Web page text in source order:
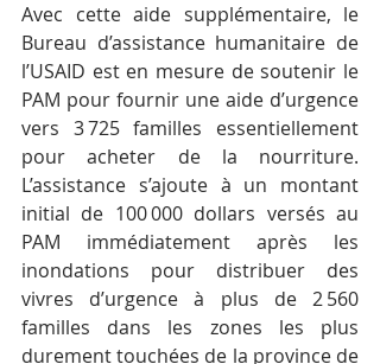
Avec cette aide supplémentaire, le
Bureau d’assistance humanitaire de
l’USAID est en mesure de soutenir le
PAM pour fournir une aide d’urgence
vers 3 725 familles essentiellement
pour acheter de la nourriture.
L’assistance s’ajoute à un montant
initial de 100 000 dollars versés au
PAM immédiatement après les
inondations pour distribuer des
vivres d’urgence à plus de 2 560
familles dans les zones les plus
durement touchées de la province de